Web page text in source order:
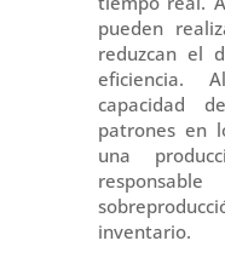
pueden
reduzcan el
eficiencia.
capacidad
patrones en
una
inventario.